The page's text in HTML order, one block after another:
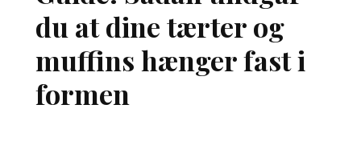
du at dine tærter og
muffins hænger fast i
formen